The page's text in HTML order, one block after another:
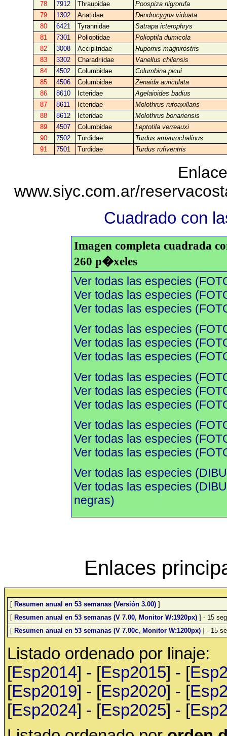
78
7912 Thraupidae
Poospiza nigrorufa
79
1302 Anatidae
Dendrocygna viduata
80
6421 Tyrannidae
Satrapa icterophrys
81
7301 Polioptidae
Polioptila dumicola
82
3008 Accipitridae
Rupornis magnirostris
83
3302 Charadriidae
Vanellus chilensis
84
4502 Columbidae
Columbina picui
85
4506 Columbidae
Zenaida auriculata
86
8610 Icteridae
Agelaioides badius
87
8611 Icteridae
Molothrus rufoaxillaris
88
8612 Icteridae
Molothrus bonariensis
89
4507 Columbidae
Leptotila verreauxi
90
7502 Turdidae
Turdus amaurochalinus
91
7501 Turdidae Turdus rufiventris
www.siyc.com.ar/
Cuadrado con
Imagen completa cuadrada
260 p�xeles
Ver todas las especies
Ver todas las especies
Ver todas las especies
Ver todas las especies
Ver todas las especies
Ver todas las especies
Ver todas las especies
Ver todas las especies
Ver todas las especies
Ver todas las especies
Ver todas las especies
Ver todas las especies
Ver todas las especies
Ver todas las especies
negras)
Enlaces
[ Resumen anual en 53 semanas (Versión 3.00) ]
[ Resumen anual en 53 semanas (V 7.00, Monitor W:1920px) ] - 15
[ Resumen anual en 53 semanas (V 7.00c, Monitor W:1200px) ] - 15
Listado ordenado por linaje:
[Esp2014] - [Esp2015] - [
[Esp2019] - [Esp2020] - [
[Esp2024] - [Esp2025] - [